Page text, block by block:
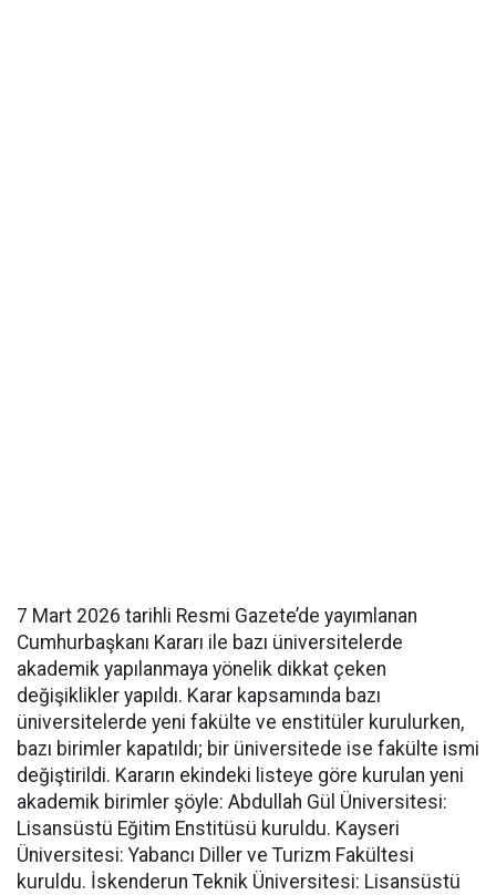
7 Mart 2026 tarihli Resmi Gazete’de yayımlanan
Cumhurbaşkanı Kararı ile bazı üniversitelerde
akademik yapılanmaya yönelik dikkat çeken
değişiklikler yapıldı. Karar kapsamında bazı
üniversitelerde yeni fakülte ve enstitüler kurulurken,
bazı birimler kapatıldı; bir üniversitede ise fakülte ismi
değiştirildi. Kararın ekindeki listeye göre kurulan yeni
akademik birimler şöyle: Abdullah Gül Üniversitesi:
Lisansüstü Eğitim Enstitüsü kuruldu. Kayseri
Üniversitesi: Yabancı Diller ve Turizm Fakültesi
kuruldu. İskenderun Teknik Üniversitesi: Lisansüstü